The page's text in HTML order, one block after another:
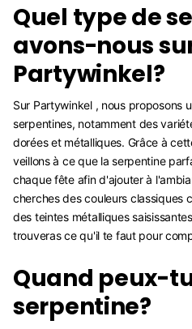
Quel type de
avons-nous
Partywinkel?
Sur Partywinkel , nous proposons
serpentines, notamment des
dorées et métalliques. Grâce à
veillons à ce que la serpentine
chaque fête afin d'ajouter à
cherches des couleurs classiques
des teintes métalliques
trouveras ce qu'il te faut pour
Quand peux-
serpentine?